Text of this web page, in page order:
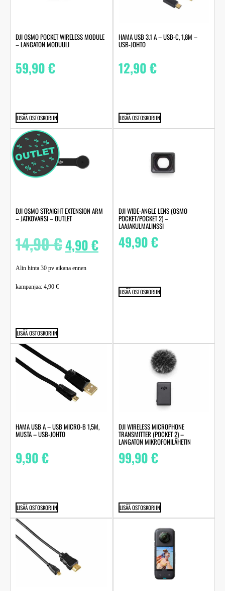
DJI OSMO POCKET WIRELESS MODULE
– LANGATON MODUULI
59,90€
LISÄÄ OSTOSKORIIN
HAMA USB 3.1 A – USB-C, 1,8M –
USB-JOHTO
12,90€
LISÄÄ OSTOSKORIIN
DJI OSMO STRAIGHT EXTENSION ARM
– JATKOVARSI – OUTLET
14,90€4,90€
Alin hinta 30 pv aikana ennen
kampanjaa: 4,90 €
LISÄÄ OSTOSKORIIN
DJI WIDE-ANGLE LENS (OSMO
POCKET/POCKET 2) –
LAAJAKULMALINSSI
49,90€
LISÄÄ OSTOSKORIIN
HAMA USB A – USB MICRO-B 1,5M,
MUSTA – USB-JOHTO
9,90€
LISÄÄ OSTOSKORIIN
DJI WIRELESS MICROPHONE
TRANSMITTER (POCKET 2) –
LANGATON MIKROFONILÄHETIN
99,90€
LISÄÄ OSTOSKORIIN